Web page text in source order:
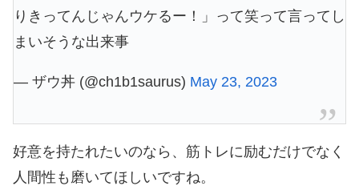
りきってんじゃんウケるー！」って笑って言ってし
まいそうな出来事
— ザウ丼 (@ch1b1saurus) May 23, 2023
好意を持たれたいのなら、筋トレに励むだけでなく
人間性も磨いてほしいですね。